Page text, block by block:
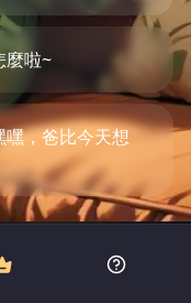
麼啦~
嘿，爸比今天想